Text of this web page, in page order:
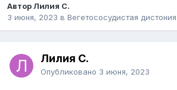
Автор Лилия С.
3 июня, 2023 в Вегетососудистая
Лилия С.
Опубликовано 3 июня, 2023